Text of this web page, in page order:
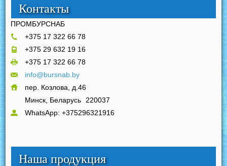
Контакты
ПРОМБУРСНАБ
+375 17 322 66 78
+375 29 632 19 16
+375 17 322 66 78
info@bursnab.by
пер. Козлова, д.46
Минск, Беларусь
220037
WhatsApp: +375296321916
Наша продукция